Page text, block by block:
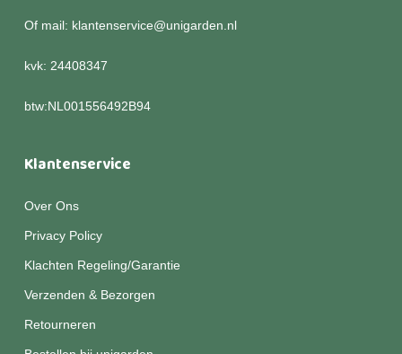
Of mail: klantenservice@unigarden.nl
kvk: 24408347
btw:NL001556492B94
Klantenservice
Over Ons
Privacy Policy
Klachten Regeling/Garantie
Verzenden & Bezorgen
Retourneren